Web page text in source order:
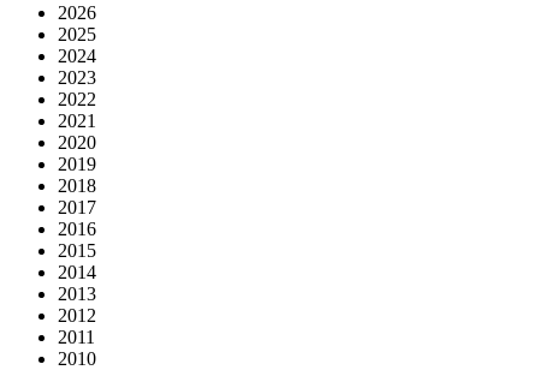
2026
2025
2024
2023
2022
2021
2020
2019
2018
2017
2016
2015
2014
2013
2012
2011
2010